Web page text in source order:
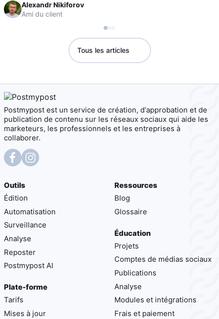
Alexandr Nikiforov
Ami du client
Tous les articles
Postmypost est un service de création, d'approbation et de
publication de contenu sur les réseaux sociaux qui aide les
marketeurs, les professionnels et les entreprises à
collaborer.
Outils
Édition
Automatisation
Surveillance
Analyse
Reposter
Postmypost AI
Plate-forme
Tarifs
Mises à jour
Ressources
Blog
Glossaire
Éducation
Projets
Comptes de médias sociaux
Publications
Analyse
Modules et intégrations
Frais et paiement